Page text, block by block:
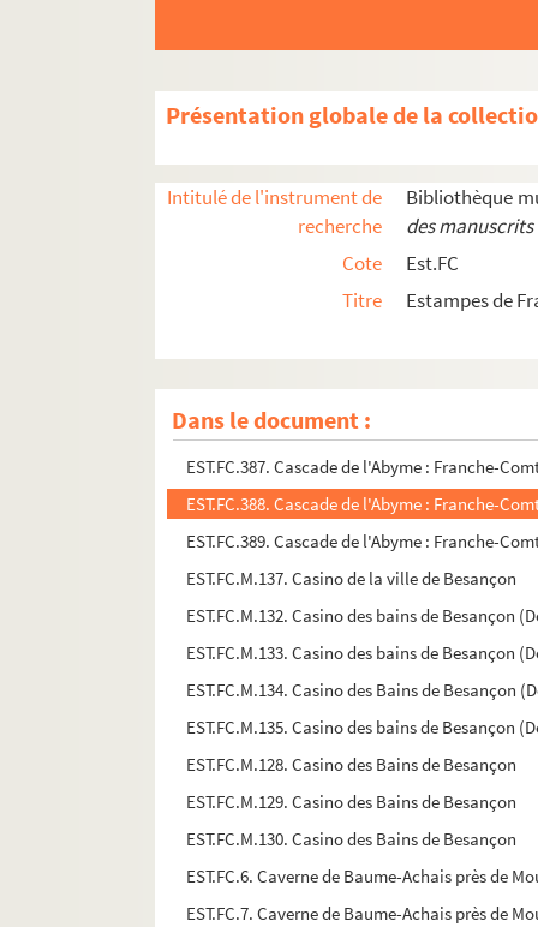
Présentation globale de la
Intitulé de l'instrument de
recherche
Bibliothèque
des
Cote
Est.FC
Titre
Estampes de
Dans le document :
EST.FC.P.109. Carte de visite Anna Maire 1904
EST.FC.P.82. Carte de visite Anna Maire 1904
EST.FC.P.99. Carte de visite Anna Maire 1904
EST.FC.P.120. Carte de visite Anna Maire 1904
EST.FC.P.328. Carte de visite Anna Maire 1904
EST.FC.P.92. Carte de visite Anna Maire 1906
EST.FC.P.95. Carte de visite Anna Maire 1906
EST.FC.P.98. Carte de visite Anna Maire 1906
EST.FC.441. Cascade de la Billaude (Jura
EST.FC.387. Cascade de l'Abyme : Franche-
EST.FC.388. Cascade de l'Abyme : Franche-
EST.FC.389. Cascade de l'Abyme : Franche-
EST.FC.M.137. Casino de la ville de Besançon
EST.FC.M.132. Casino des bains de Besançon
EST.FC.M.133. Casino des bains de Besançon
EST.FC.M.134. Casino des Bains de Besançon
EST.FC.M.135. Casino des bains de Besançon
EST.FC.M.128. Casino des Bains de Besançon
EST.FC.M.129. Casino des Bains de Besançon
EST.FC.M.130. Casino des Bains de Besançon
EST.FC.6. Caverne de Baume-Achais près de
EST.FC.7. Caverne de Baume-Achais près de